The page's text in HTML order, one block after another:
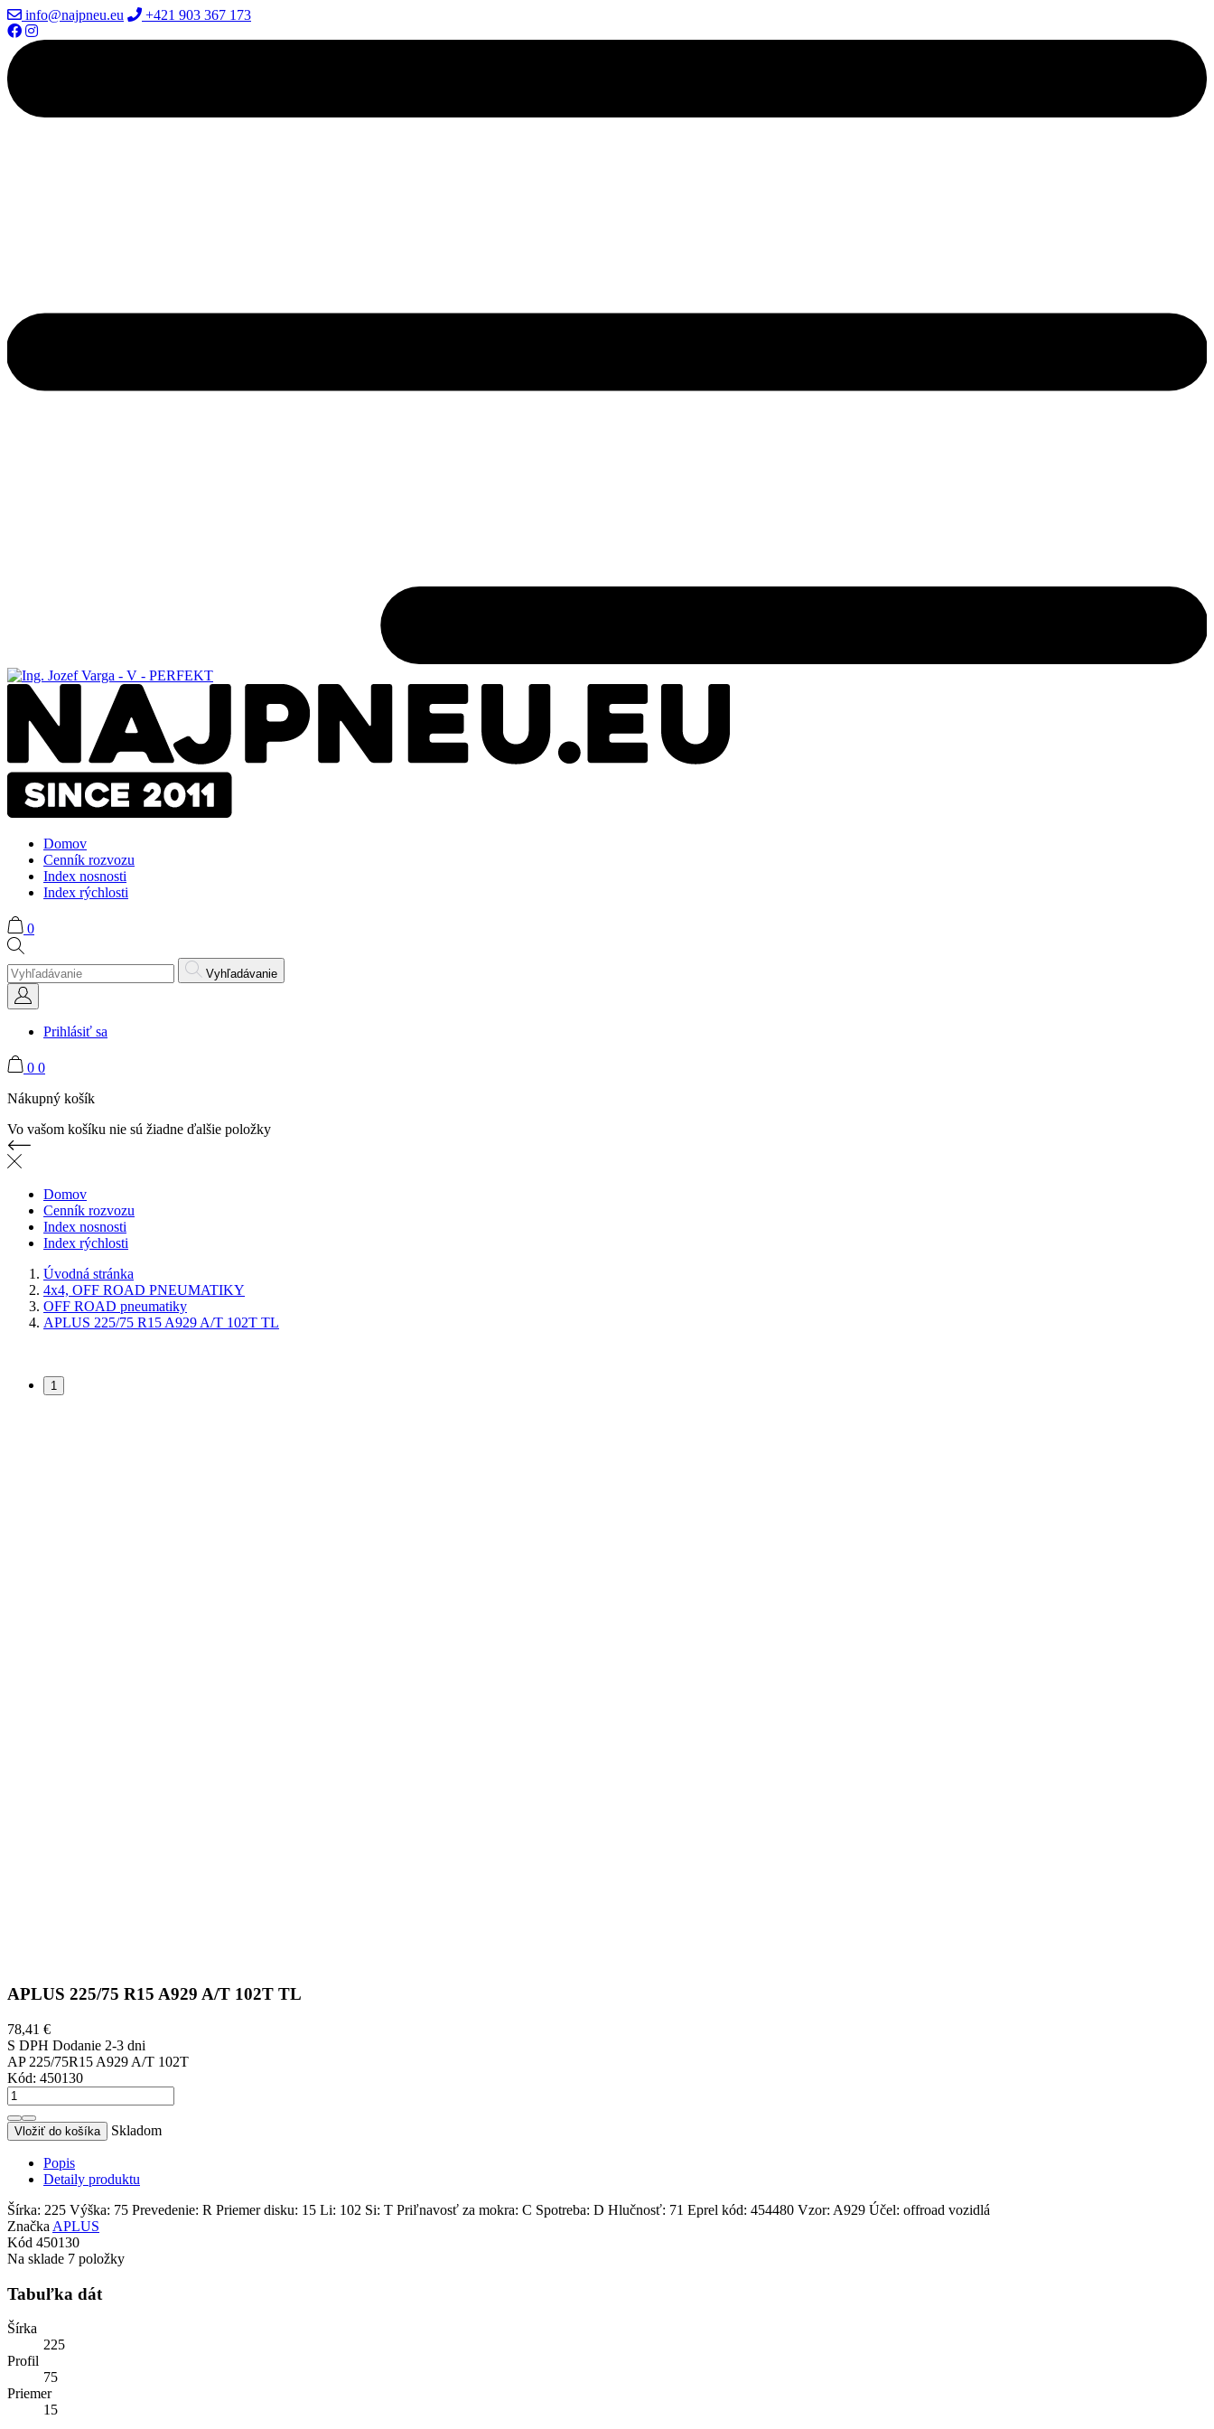
info@najpneu.eu +421 903 367 173
Domov
Cenník rozvozu
Index nosnosti
Index rýchlosti
0
Vyhľadávanie
Prihlásiť sa
0 0
Nákupný košík
Vo vašom košíku nie sú žiadne ďalšie položky
Domov
Cenník rozvozu
Index nosnosti
Index rýchlosti
Úvodná stránka
4x4, OFF ROAD PNEUMATIKY
OFF ROAD pneumatiky
APLUS 225/75 R15 A929 A/T 102T TL
1
APLUS 225/75 R15 A929 A/T 102T TL
78,41 €
S DPH Dodanie 2-3 dni
AP 225/75R15 A929 A/T 102T
Kód: 450130
Vložiť do košíka Skladom
Popis
Detaily produktu
Šírka: 225 Výška: 75 Prevedenie: R Priemer disku: 15 Li: 102 Si: T Priľnavosť za mokra: C Spotreba: D Hlučnosť: 71 Eprel kód: 454480 Vzor: A929 Účel: offroad vozidlá
Značka APLUS
Kód 450130
Na sklade 7 položky
Tabuľka dát
Šírka
225
Profil
75
Priemer
15